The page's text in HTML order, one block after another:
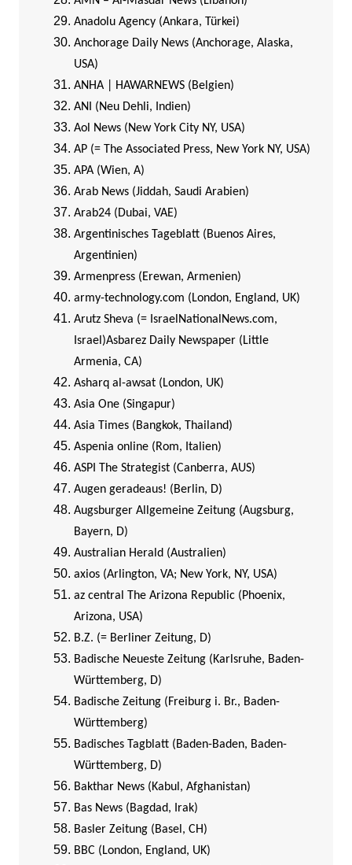
Anadolu Agency (Ankara, Türkei)
Anchorage Daily News (Anchorage, Alaska,
USA)
ANHA | HAWARNEWS (Belgien)
ANI (Neu Dehli, Indien)
Aol News (New York City NY, USA)
AP (= The Associated Press, New York NY, USA)
APA (Wien, A)
Arab News (Jiddah, Saudi Arabien)
Arab24 (Dubai, VAE)
Argentinisches Tageblatt (Buenos Aires,
Argentinien)
Armenpress (Erewan, Armenien)
army-technology.com (London, England, UK)
Arutz Sheva (= IsraelNationalNews.com,
Israel)Asbarez Daily Newspaper (Little
Armenia, CA)
Asharq al-awsat (London, UK)
Asia One (Singapur)
Asia Times (Bangkok, Thailand)
Aspenia online (Rom, Italien)
ASPI The Strategist (Canberra, AUS)
Augen geradeaus! (Berlin, D)
Augsburger Allgemeine Zeitung (Augsburg,
Bayern, D)
Australian Herald (Australien)
axios (Arlington, VA; New York, NY, USA)
az central The Arizona Republic (Phoenix,
Arizona, USA)
B.Z. (= Berliner Zeitung, D)
Badische Neueste Zeitung (Karlsruhe, Baden-
Württemberg, D)
Badische Zeitung (Freiburg i. Br., Baden-
Württemberg)
Badisches Tagblatt (Baden-Baden, Baden-
Württemberg, D)
Bakthar News (Kabul, Afghanistan)
Bas News (Bagdad, Irak)
Basler Zeitung (Basel, CH)
BBC (London, England, UK)